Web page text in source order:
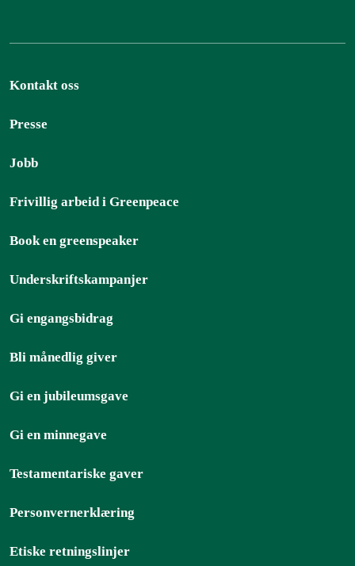
Kontakt oss
Presse
Jobb
Frivillig arbeid i Greenpeace
Book en greenspeaker
Underskriftskampanjer
Gi engangsbidrag
Bli månedlig giver
Gi en jubileumsgave
Gi en minnegave
Testamentariske gaver
Personvernerklæring
Etiske retningslinjer